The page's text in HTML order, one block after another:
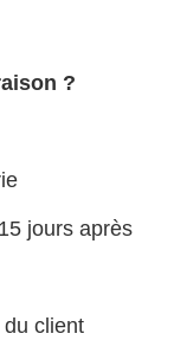
?
jours après
client